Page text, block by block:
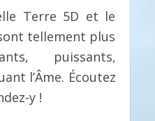
Terre 5D et le
sont tellement plus
puissants,
l’Âme. Écoutez
y !